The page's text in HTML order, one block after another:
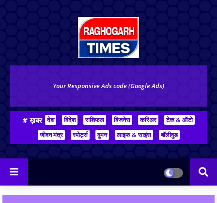
Your Responsive Ads code (Google Ads)
# ख़बर देश विदेश राशिफल बिजनेस करिअर
टेक & ऑटो
जीवन मंत्र
स्पोर्ट्स वुमन लाइफ & साइंस बॉलीवुड